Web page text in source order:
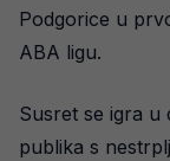
Podgorice u
ABA ligu.
Susret se igra u
publika s